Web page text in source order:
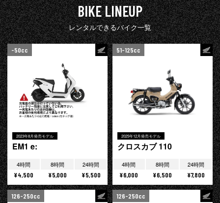
BIKE LINEUP
レンタルできるバイク一覧
-50cc
2023年8月発売モデル
EM1 e:
4時間
¥4,500
8時間
¥5,000
24時間
¥5,500
51-125cc
2025年12月発売モデル
クロスカブ 110
4時間
¥6,000
8時間
¥6,500
24時間
¥7,800
126-250cc 126-250cc